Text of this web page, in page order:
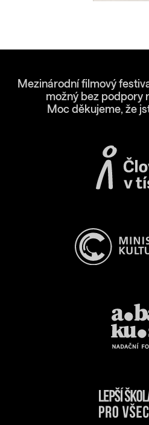
Mezinárodní filmový
možný bez podpory
Moc děkujeme, že